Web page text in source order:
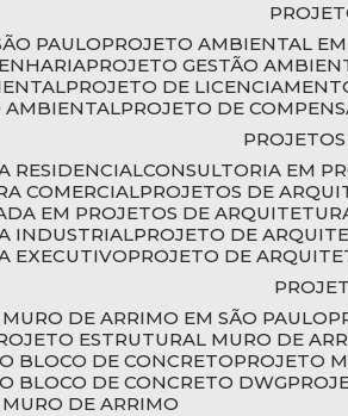
PAULO
PROJETO AMBIENTAL
PROJETO GESTÃO
PROJETO DE
AMBIENTAL
PROJETO DE
RESIDENCIAL CONSULTORIA EM
COMERCIAL
PROJETOS DE
EM PROJETOS DE
INDUSTRIAL
PROJETO DE
EXECUTIVO
PROJETO DE
MURO DE ARRIMO EM SÃO PAULO
ESTRUTURAL MURO DE
BLOCO DE CONCRETO
PROJETO
BLOCO DE CONCRETO DWG
MURO DE ARRIMO